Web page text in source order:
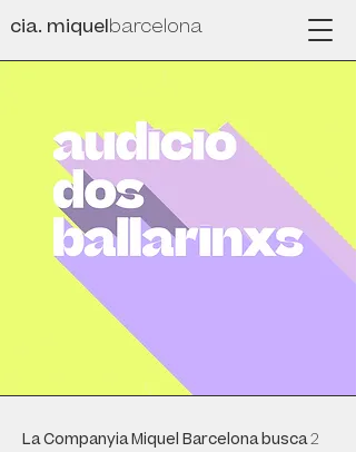
cia. miquelbarcelona
La Companyia Miquel Barcelona busca2